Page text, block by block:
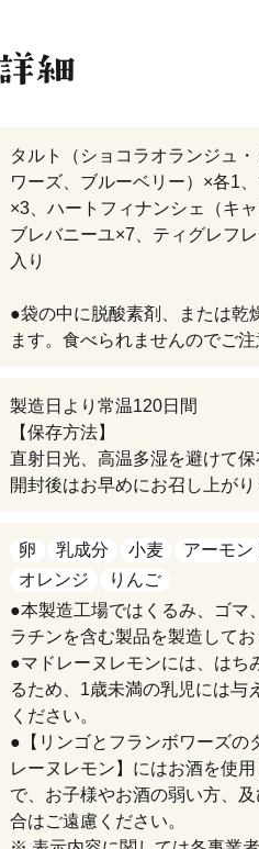
タルト（ショコラオランジュ
ワーズ、ブルーベリー）×各1
×3、ハートフィナンシェ（キ
ブレバニーユ×7、ティグレフ
入り
●袋の中に脱酸素剤、または乾
ます。食べられませんのでご注
製造日より常温120日間
【保存方法】
直射日光、高温多湿を避けて保
開封後はお早めにお召し上がり
卵 乳成分 小麦 アーモン
オレンジ
りんご
●本製造工場ではくるみ、ゴマ
ラチンを含む製品を製造してお
●マドレーヌレモンには、はち
るため、1歳未満の乳児には与
ください。
●【リンゴとフランボワーズの
レーヌレモン】にはお酒を使
で、お子様やお酒の弱い方、
合はご遠慮ください。